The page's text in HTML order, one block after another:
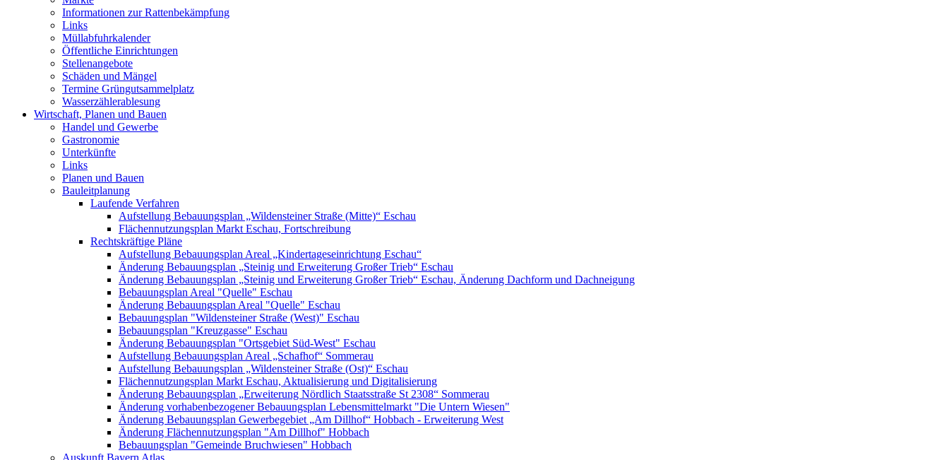
Informationen zur Rattenbekämpfung
Links
Müllabfuhrkalender
Öffentliche Einrichtungen
Stellenangebote
Schäden und Mängel
Termine Grüngutsammelplatz
Wasserzählerablesung
Wirtschaft, Planen und Bauen
Handel und Gewerbe
Gastronomie
Unterkünfte
Links
Planen und Bauen
Bauleitplanung
Laufende Verfahren
Aufstellung Bebauungsplan „Wildensteiner Straße (Mitte)“ Eschau
Flächennutzungsplan Markt Eschau, Fortschreibung
Rechtskräftige Pläne
Aufstellung Bebauungsplan Areal „Kindertageseinrichtung Eschau“
Änderung Bebauungsplan „Steinig und Erweiterung Großer Trieb“ Eschau
Änderung Bebauungsplan „Steinig und Erweiterung Großer Trieb“ Eschau, Änderung Dachform und Dachneigung
Bebauungsplan Areal "Quelle" Eschau
Änderung Bebauungsplan Areal "Quelle" Eschau
Bebauungsplan "Wildensteiner Straße (West)" Eschau
Bebauungsplan "Kreuzgasse" Eschau
Änderung Bebauungsplan "Ortsgebiet Süd-West" Eschau
Aufstellung Bebauungsplan Areal „Schafhof“ Sommerau
Aufstellung Bebauungsplan „Wildensteiner Straße (Ost)“ Eschau
Flächennutzungsplan Markt Eschau, Aktualisierung und Digitalisierung
Änderung Bebauungsplan „Erweiterung Nördlich Staatsstraße St 2308“ Sommerau
Änderung vorhabenbezogener Bebauungsplan Lebensmittelmarkt "Die Untern Wiesen"
Änderung Bebauungsplan Gewerbegebiet „Am Dillhof“ Hobbach - Erweiterung West
Änderung Flächennutzungsplan "Am Dillhof" Hobbach
Bebauungsplan "Gemeinde Bruchwiesen" Hobbach
Auskunft Bayern Atlas